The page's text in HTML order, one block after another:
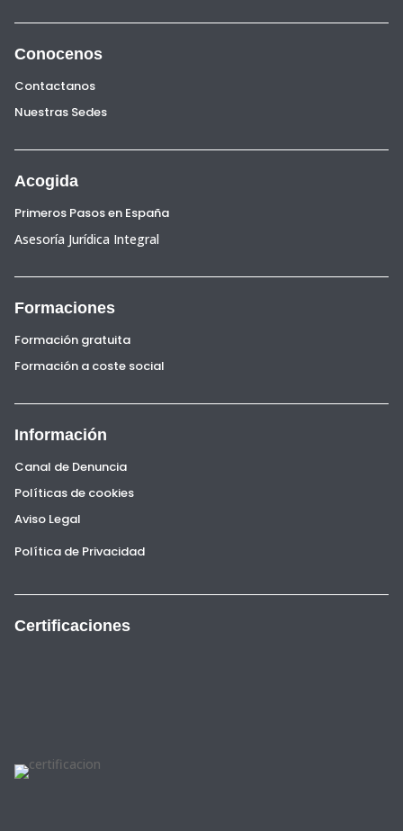
Conocenos
Contactanos
Nuestras Sedes
Acogida
Primeros Pasos en España
Asesoría Jurídica Integral
Formaciones
Formación gratuita
Formación a coste social
Información
Canal de Denuncia
Políticas de cookies
Aviso Legal
Política de Privacidad
Certificaciones